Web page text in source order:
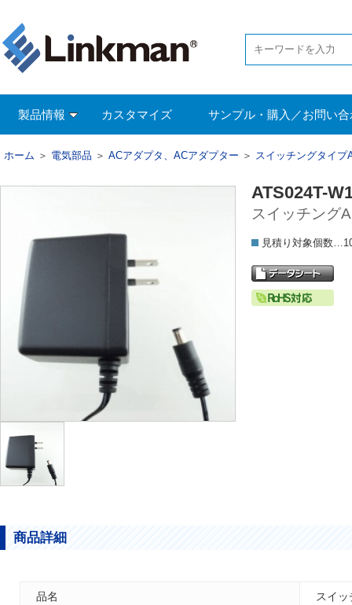
製品情報 カスタマイズ サンプル・購入／お問い
ホーム ＞ 電気部品 ＞ ACアダプタ、ACアダプター ＞ スイッチングタイプ
ATS024T-
スイッチング
見積り対象個数
商品詳細
品名 スイ